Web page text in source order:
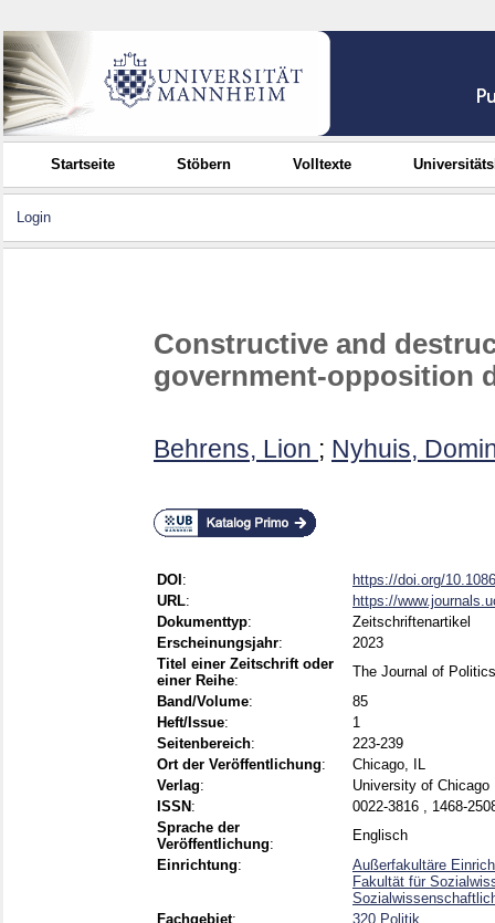
Startseite Stöbern Volltexte
Login
Constructive and
government-opposition
Behrens, Lion ; Nyhuis,
DOI :
https://doi.org/
URL:
https://
Dokumenttyp:
Zeitschriftenartikel
Erscheinungsjahr:
2023
Titel einer Zeitschrift oder
einer Reihe:
The Journal of
Band/Volume:
85
Heft/Issue:
1
Seitenbereich:
223-239
Ort der Veröffentlichung:
Chicago, IL
Verlag:
University of Chicago
ISSN :
0022-3816 , 1468-
Sprache der
Veröffentlichung:
Englisch
Einrichtung:
Außerfakultäre
Fakultät für
Fachgebiet: 320 Politik